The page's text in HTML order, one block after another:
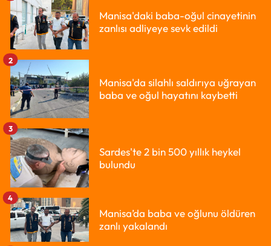
Manisa'daki baba-oğul cinayetinin
zanlısı adliyeye sevk edildi
Manisa'da silahlı saldırıya uğrayan
baba ve oğul hayatını kaybetti
2
Sardes'te 2 bin 500 yıllık heykel
bulundu
3
Manisa’da baba ve oğlunu öldüren
zanlı yakalandı
4